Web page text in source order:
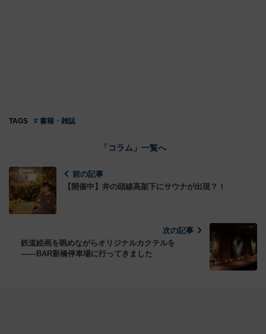
TAGS # 書籍・雑誌
「コラム」一覧へ
前の記事
【開催中】井の頭線高架下にサウナが出現？！
次の記事
鉄道絵画を眺めながらオリジナルカクテルを
――BAR新橋停車場に行ってきました